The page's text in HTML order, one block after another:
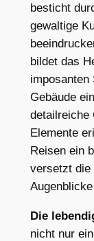
besticht
gewaltige
bildet das
imposanten
Gebäude
detailreiche
Elemente
Reisen ein
versetzt die
Die
nicht nur